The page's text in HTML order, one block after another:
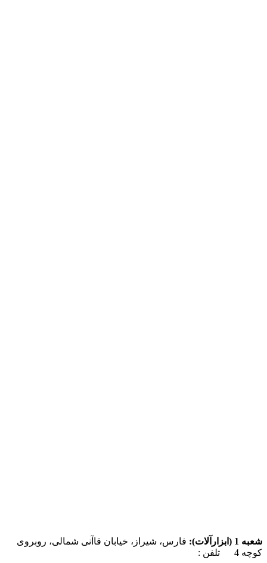
شعبه 1 (ابزارآلات):
فارس، شیراز، خیابان قاآنی شمالی، روبروی
کوچه 4 تلفن :